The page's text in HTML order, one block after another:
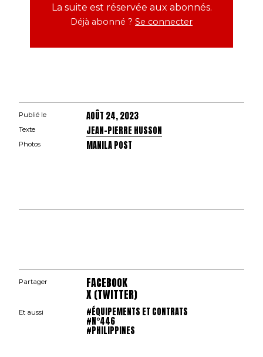
La suite est réservée aux abonnés.
Déjà abonné ? Se connecter
Publié le AOÛT 24, 2023
Texte JEAN-PIERRE HUSSON
Photos MANILA POST
Partager FACEBOOK
X (TWITTER)
Et aussi #ÉQUIPEMENTS ET CONTRATS
#N°446
#PHILIPPINES